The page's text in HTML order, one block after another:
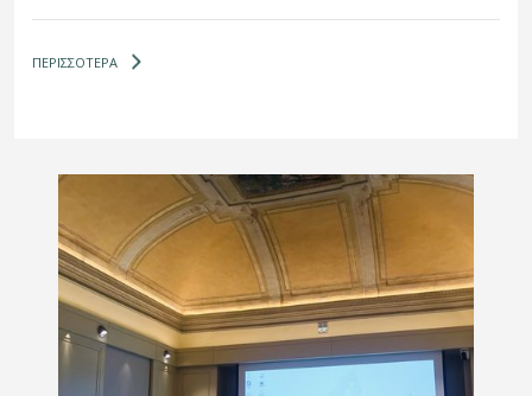
ΠΕΡΙΣΣΟΤΕΡΑ